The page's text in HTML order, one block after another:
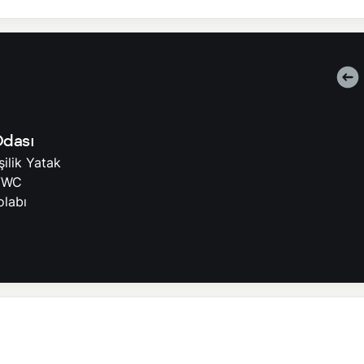
Depozito, kırık dökük, zarar ziyan, kayıp gibi herhangi
Yatak